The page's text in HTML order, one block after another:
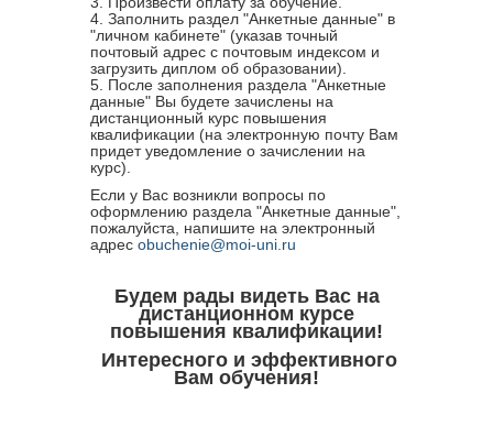
4. Заполнить раздел "Анкетные данные" в
"личном кабинете" (указав точный
почтовый адрес с почтовым индексом и
загрузить диплом об образовании).
5. После заполнения раздела "Анкетные
данные" Вы будете зачислены на
дистанционный курс повышения
квалификации (на электронную почту Вам
придет уведомление о зачислении на
курс).
Если у Вас возникли вопросы по
оформлению раздела "Анкетные данные",
пожалуйста, напишите на электронный
адрес obuchenie@moi-uni.ru
Будем рады видеть Вас на
дистанционном курсе
повышения квалификации!
Интересного и эффективного
Вам обучения!